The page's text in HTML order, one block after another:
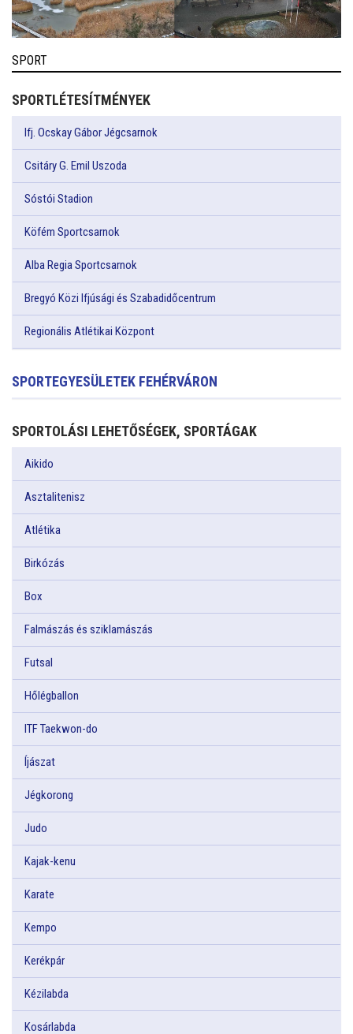
SPORT
SPORTLÉTESÍTMÉNYEK
Ifj. Ocskay Gábor Jégcsarnok
Csitáry G. Emil Uszoda
Sóstói Stadion
Köfém Sportcsarnok
Alba Regia Sportcsarnok
Bregyó Közi Ifjúsági és Szabadidőcentrum
Regionális Atlétikai Központ
SPORTEGYESÜLETEK FEHÉRVÁRON
SPORTOLÁSI LEHETŐSÉGEK, SPORTÁGAK
Aikido
Asztalitenisz
Atlétika
Birkózás
Box
Falmászás és sziklamászás
Futsal
Hőlégballon
ITF Taekwon-do
Íjászat
Jégkorong
Judo
Kajak-kenu
Karate
Kempo
Kerékpár
Kézilabda
Kosárlabda